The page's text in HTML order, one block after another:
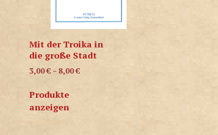
Mit der Troika in
die große Stadt
3,00€ – 8,00€
Produkte
anzeigen